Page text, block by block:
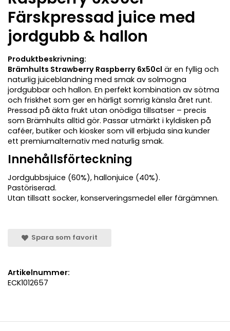
Färskpressad juice med
jordgubb & hallon
Produktbeskrivning:
Brämhults Strawberry Raspberry 6x50cl är en fyllig och
naturlig juiceblandning med smak av solmogna
jordgubbar och hallon. En perfekt kombination av sötma
och friskhet som ger en härligt somrig känsla året runt.
Pressad på äkta frukt utan onödiga tillsatser – precis
som Brämhults alltid gör. Passar utmärkt i kyldisken på
caféer, butiker och kiosker som vill erbjuda sina kunder
ett premiumalternativ med naturlig smak.
Innehållsförteckning
Jordgubbsjuice (60%), hallonjuice (40%).
Pastöriserad.
Utan tillsatt socker, konserveringsmedel eller färgämnen.
Spara som favorit
Artikelnummer:
ECK1012657